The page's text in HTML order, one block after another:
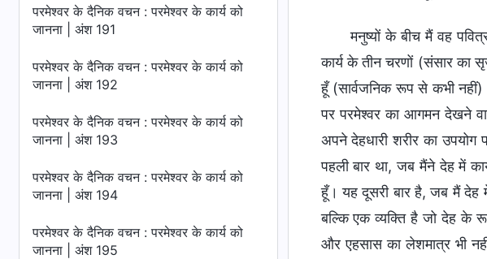
परमेश्वर के दैनिक वचन : परमेश्वर के कार्य को
जानना | अंश 191
परमेश्वर के दैनिक वचन : परमेश्वर के कार्य को
जानना | अंश 192
परमेश्वर के दैनिक वचन : परमेश्वर के कार्य को
जानना | अंश 193
परमेश्वर के दैनिक वचन : परमेश्वर के कार्य को
जानना | अंश 194
परमेश्वर के दैनिक वचन : परमेश्वर के कार्य को
जानना | अंश 195
मनुष्यों के बीच मैं वह
कार्य के तीन चरणों (संसार का
हूँ (सार्वजनिक रूप से कभी
पर परमेश्वर का आगमन देखने
अपने देहधारी शरीर का
पहली बार था, जब मैंने देह में
हूँ। यह दूसरी बार है, जब मैं देह
बल्कि एक व्यक्ति है जो देह के
और एहसास का लेशमात्र भी